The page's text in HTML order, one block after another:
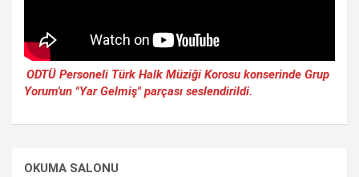
ODTÜ Personeli Türk Halk Müziği Korosu konserinde Grup
Yorum'un "Yar Gelmiş" parçası seslendirildi.
OKUMA SALONU